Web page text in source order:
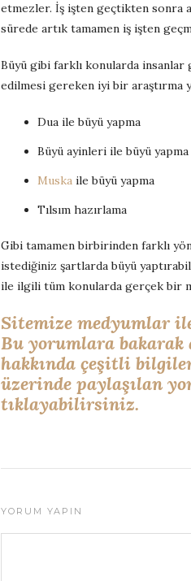
etmezler. İş işten geçtikten sonra
sürede artık tamamen iş işten
Büyü gibi farklı konularda
edilmesi gereken iyi bir araştırma
Dua ile büyü yapma
Büyü ayinleri ile büyü yapma
Muska ile büyü yapma
Tılsım hazırlama
Gibi tamamen birbirinden farklı
istediğiniz şartlarda büyü
ile ilgili tüm konularda gerçek bir
Sitemize medyumlar
Bu yorumlara bakarak
hakkında çeşitli
üzerinde paylaşılan
tıklayabilirsiniz.
YORUM YAPIN